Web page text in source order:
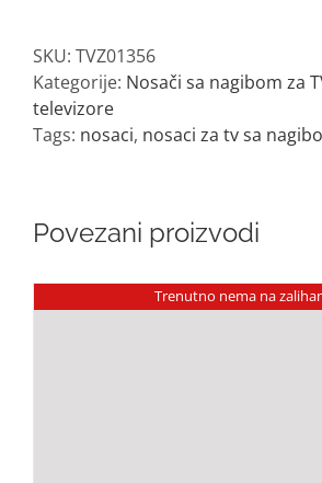
90"
quantity
SKU: TVZ01356
Kategorije: Nosači sa nagibom za
televizore
Tags: nosaci, nosaci za tv sa
Povezani proizvodi
Trenutno nema na